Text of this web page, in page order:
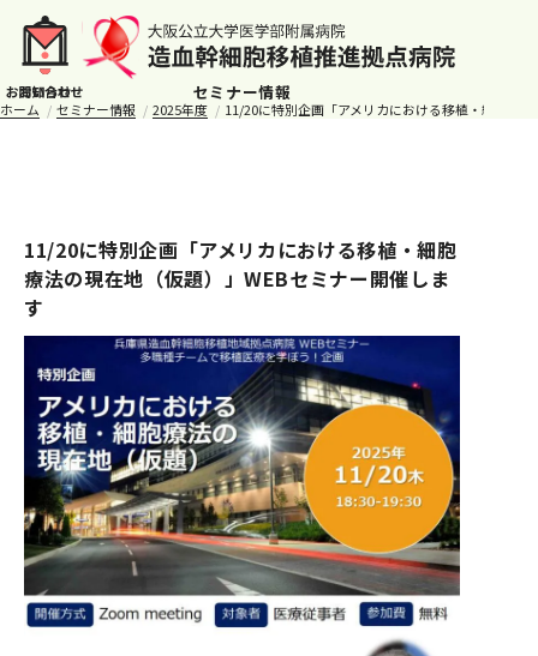
セミナー情報
ホーム セミナー情報 2025年度 11/20に特別企画「アメリカにおける移植・細胞療
11/20に特別企画「アメリカにおける移植・細胞
療法の現在地（仮題）」WEBセミナー開催しま
す